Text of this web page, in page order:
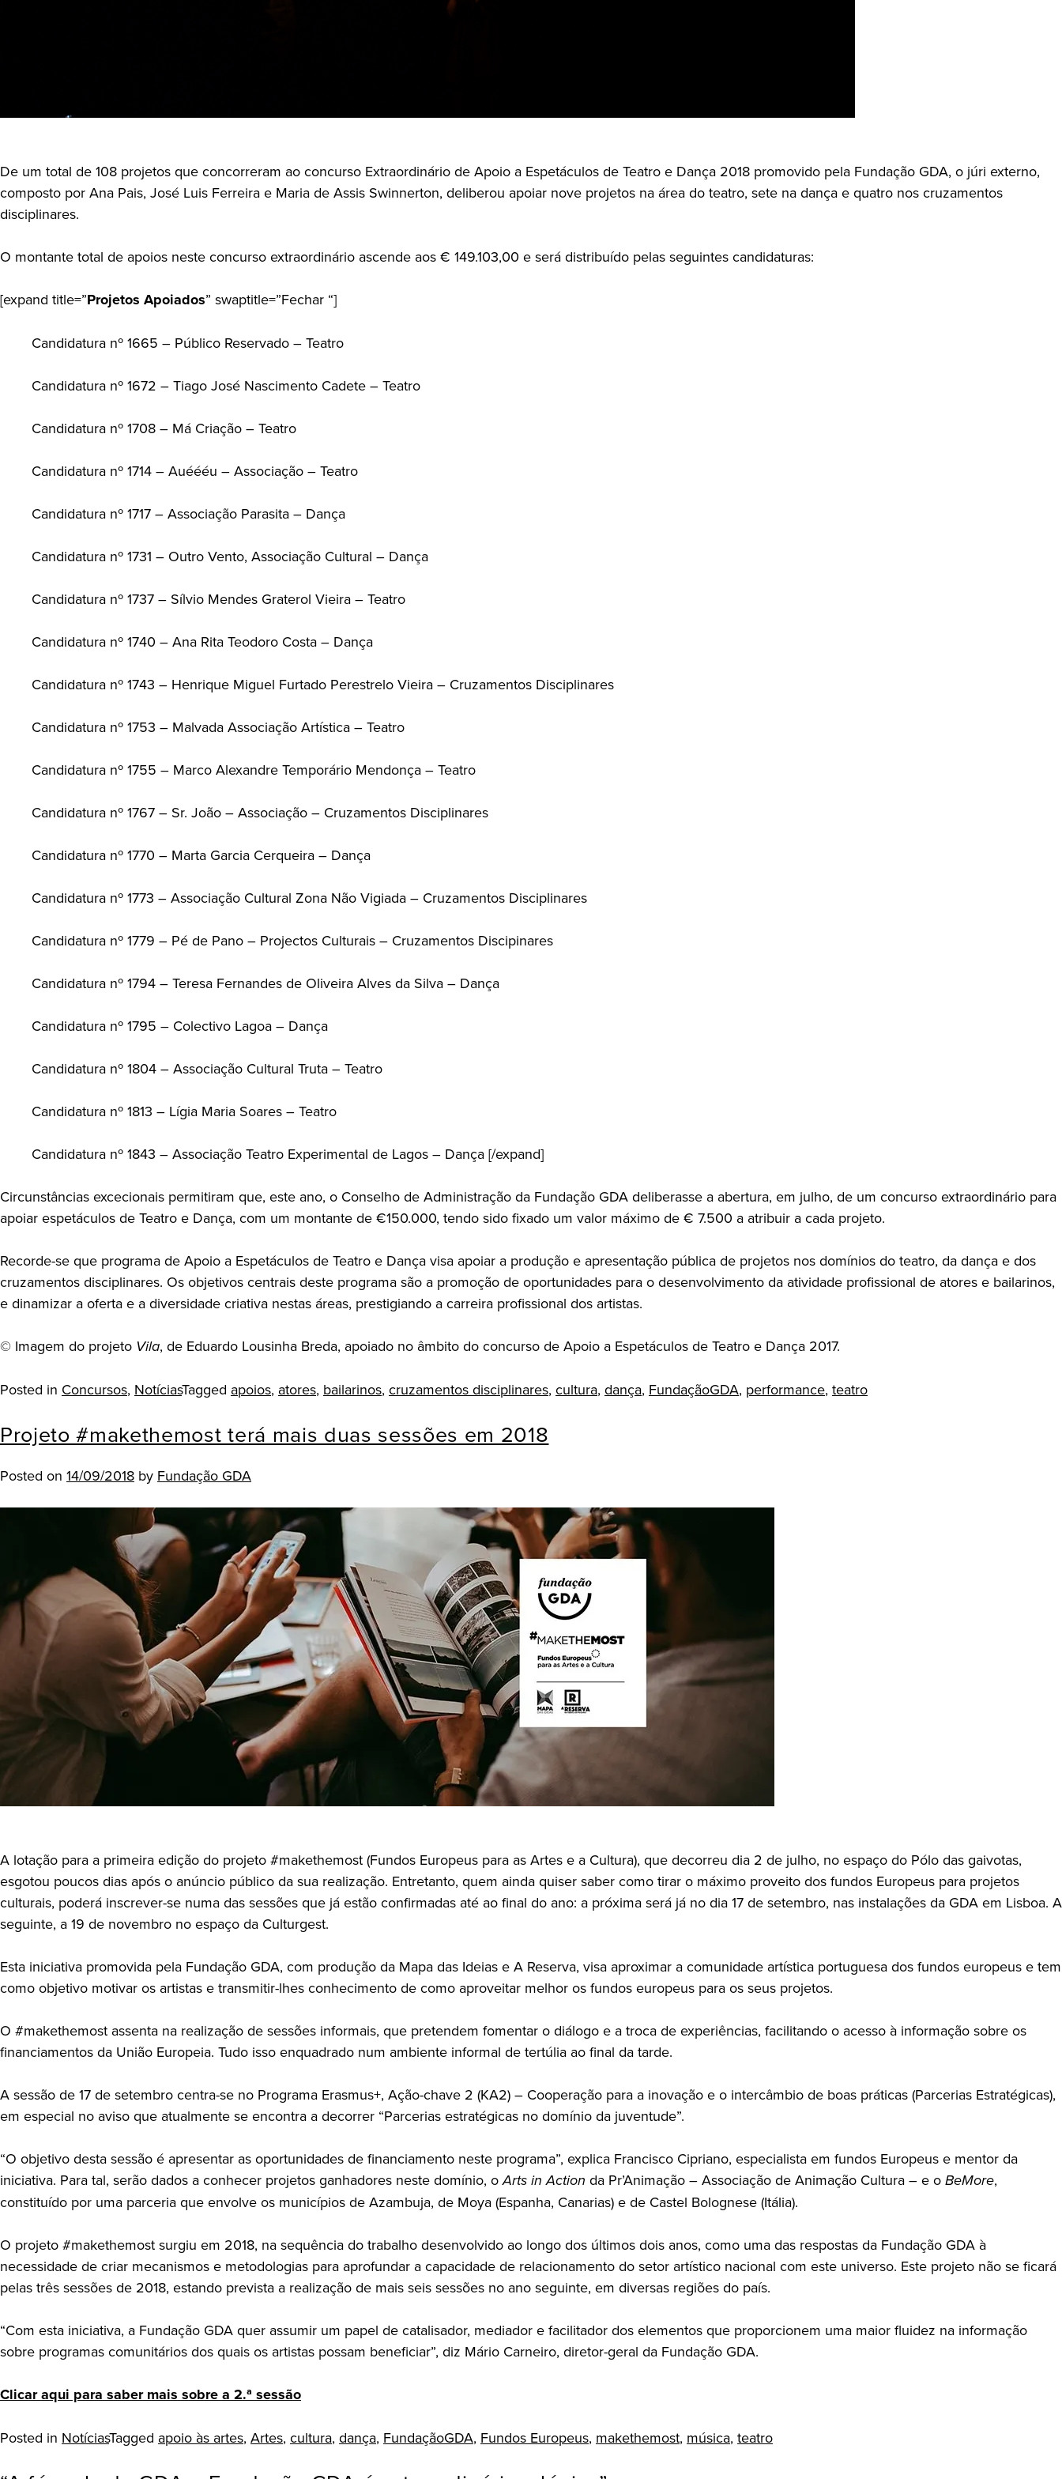
De um total de 108 projetos que concorreram ao concurso Extraordinário de Apoio a Espetáculos de Teatro e Dança 2018 promovido pela Fundação GDA, o júri externo,
composto por Ana Pais, José Luis Ferreira e Maria de Assis Swinnerton, deliberou apoiar nove projetos na área do teatro, sete na dança e quatro nos cruzamentos
disciplinares.
O montante total de apoios neste concurso extraordinário ascende aos € 149.103,00 e será distribuído pelas seguintes candidaturas:
[expand title=”Projetos Apoiados” swaptitle=”Fechar “]
Candidatura nº 1665 – Público Reservado – Teatro
Candidatura nº 1672 – Tiago José Nascimento Cadete – Teatro
Candidatura nº 1708 – Má Criação – Teatro
Candidatura nº 1714 – Auéééu – Associação – Teatro
Candidatura nº 1717 – Associação Parasita – Dança
Candidatura nº 1731 – Outro Vento, Associação Cultural – Dança
Candidatura nº 1737 – Sílvio Mendes Graterol Vieira – Teatro
Candidatura nº 1740 – Ana Rita Teodoro Costa – Dança
Candidatura nº 1743 – Henrique Miguel Furtado Perestrelo Vieira – Cruzamentos Disciplinares
Candidatura nº 1753 – Malvada Associação Artística – Teatro
Candidatura nº 1755 – Marco Alexandre Temporário Mendonça – Teatro
Candidatura nº 1767 – Sr. João – Associação – Cruzamentos Disciplinares
Candidatura nº 1770 – Marta Garcia Cerqueira – Dança
Candidatura nº 1773 – Associação Cultural Zona Não Vigiada – Cruzamentos Disciplinares
Candidatura nº 1779 – Pé de Pano – Projectos Culturais – Cruzamentos Discipinares
Candidatura nº 1794 – Teresa Fernandes de Oliveira Alves da Silva – Dança
Candidatura nº 1795 – Colectivo Lagoa – Dança
Candidatura nº 1804 – Associação Cultural Truta – Teatro
Candidatura nº 1813 – Lígia Maria Soares – Teatro
Candidatura nº 1843 – Associação Teatro Experimental de Lagos – Dança [/expand]
Circunstâncias excecionais permitiram que, este ano, o Conselho de Administração da Fundação GDA deliberasse a abertura, em julho, de um concurso extraordinário para
apoiar espetáculos de Teatro e Dança, com um montante de €150.000, tendo sido fixado um valor máximo de € 7.500 a atribuir a cada projeto.
Recorde-se que programa de Apoio a Espetáculos de Teatro e Dança visa apoiar a produção e apresentação pública de projetos nos domínios do teatro, da dança e dos
cruzamentos disciplinares. Os objetivos centrais deste programa são a promoção de oportunidades para o desenvolvimento da atividade profissional de atores e bailarinos,
e dinamizar a oferta e a diversidade criativa nestas áreas, prestigiando a carreira profissional dos artistas.
© Imagem do projeto Vila, de Eduardo Lousinha Breda, apoiado no âmbito do concurso de Apoio a Espetáculos de Teatro e Dança 2017.
Posted in Concursos, NotíciasTagged apoios, atores, bailarinos, cruzamentos disciplinares, cultura, dança, FundaçãoGDA, performance, teatro
Projeto #makethemost terá mais duas sessões em 2018
Posted on 14/09/2018 by Fundação GDA
A lotação para a primeira edição do projeto #makethemost (Fundos Europeus para as Artes e a Cultura), que decorreu dia 2 de julho, no espaço do Pólo das gaivotas,
esgotou poucos dias após o anúncio público da sua realização. Entretanto, quem ainda quiser saber como tirar o máximo proveito dos fundos Europeus para projetos
culturais, poderá inscrever-se numa das sessões que já estão confirmadas até ao final do ano: a próxima será já no dia 17 de setembro, nas instalações da GDA em Lisboa. A
seguinte, a 19 de novembro no espaço da Culturgest.
Esta iniciativa promovida pela Fundação GDA, com produção da Mapa das Ideias e A Reserva, visa aproximar a comunidade artística portuguesa dos fundos europeus e tem
como objetivo motivar os artistas e transmitir-lhes conhecimento de como aproveitar melhor os fundos europeus para os seus projetos.
O #makethemost assenta na realização de sessões informais, que pretendem fomentar o diálogo e a troca de experiências, facilitando o acesso à informação sobre os
financiamentos da União Europeia. Tudo isso enquadrado num ambiente informal de tertúlia ao final da tarde.
A sessão de 17 de setembro centra-se no Programa Erasmus+, Ação-chave 2 (KA2) – Cooperação para a inovação e o intercâmbio de boas práticas (Parcerias Estratégicas),
em especial no aviso que atualmente se encontra a decorrer “Parcerias estratégicas no domínio da juventude”.
“O objetivo desta sessão é apresentar as oportunidades de financiamento neste programa”, explica Francisco Cipriano, especialista em fundos Europeus e mentor da
iniciativa. Para tal, serão dados a conhecer projetos ganhadores neste domínio, oArts in Action da Pr’Animação – Associação de Animação Cultura – e o BeMore,
constituído por uma parceria que envolve os municípios de Azambuja, de Moya (Espanha, Canarias) e de Castel Bolognese (Itália).
O projeto #makethemost surgiu em 2018, na sequência do trabalho desenvolvido ao longo dos últimos dois anos, como uma das respostas da Fundação GDA à
necessidade de criar mecanismos e metodologias para aprofundar a capacidade de relacionamento do setor artístico nacional com este universo. Este projeto não se ficará
pelas três sessões de 2018, estando prevista a realização de mais seis sessões no ano seguinte, em diversas regiões do país.
“Com esta iniciativa, a Fundação GDA quer assumir um papel de catalisador, mediador e facilitador dos elementos que proporcionem uma maior fluidez na informação
sobre programas comunitários dos quais os artistas possam beneficiar”, diz Mário Carneiro, diretor-geral da Fundação GDA.
Clicar aqui para saber mais sobre a 2.ª sessão
Posted in NotíciasTagged apoio às artes, Artes, cultura, dança, FundaçãoGDA, Fundos Europeus, makethemost, música, teatro